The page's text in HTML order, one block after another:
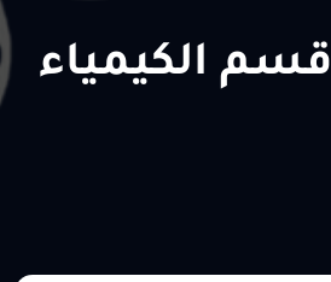
قسم الكيمياء